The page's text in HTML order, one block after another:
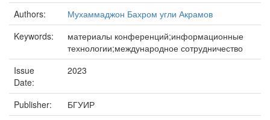
Authors:
Мухаммаджон Бахром угли Акрамов
Keywords:
материалы конференций;информационные
технологии;международное сотрудничество
Issue
Date:
2023
Publisher:
БГУИР